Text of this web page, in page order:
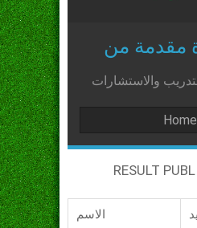
مقدمة من
والاستشارات
Home
RESULT
الاسم